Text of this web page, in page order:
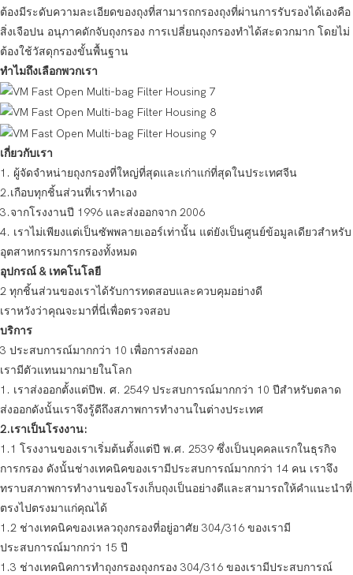
ต้องมีระดับความละเอียดของถุงที่สามารถกรองถุงที่ผ่านการรับรองได้เองคือ
สิ่งเจือปน อนุภาคดักจับถุงกรอง การเปลี่ยนถุงกรองทำได้สะดวกมาก โดยไม่
ต้องใช้วัสดุกรองขั้นพื้นฐาน
ทำไมถึงเลือกพวกเรา
เกี่ยวกับเรา
1. ผู้จัดจำหน่ายถุงกรองที่ใหญ่ที่สุดและเก่าแก่ที่สุดในประเทศจีน
2.เกือบทุกชิ้นส่วนที่เราทำเอง
3.จากโรงงานปี 1996 และส่งออกจาก 2006
4. เราไม่เพียงแต่เป็นซัพพลายเออร์เท่านั้น แต่ยังเป็นศูนย์ข้อมูลเดียวสำหรับ
อุตสาหกรรมการกรองทั้งหมด
อุปกรณ์ & เทคโนโลยี
2 ทุกชิ้นส่วนของเราได้รับการทดสอบและควบคุมอย่างดี
เราหวังว่าคุณจะมาที่นี่เพื่อตรวจสอบ
บริการ
3 ประสบการณ์มากกว่า 10 เพื่อการส่งออก
เรามีตัวแทนมากมายในโลก
1. เราส่งออกตั้งแต่ปีพ. ศ. 2549 ประสบการณ์มากกว่า 10 ปีสำหรับตลาด
ส่งออกดังนั้นเราจึงรู้ดีถึงสภาพการทำงานในต่างประเทศ
2.เราเป็นโรงงาน:
1.1 โรงงานของเราเริ่มต้นตั้งแต่ปี พ.ศ. 2539 ซึ่งเป็นบุคคลแรกในธุรกิจ
การกรอง ดังนั้นช่างเทคนิคของเรามีประสบการณ์มากกว่า 14 คน เราจึง
ทราบสภาพการทำงานของโรงเก็บถุงเป็นอย่างดีและสามารถให้คำแนะนำที่
ตรงไปตรงมาแก่คุณได้
1.2 ช่างเทคนิคของเหลวถุงกรองที่อยู่อาศัย 304/316 ของเรามี
ประสบการณ์มากกว่า 15 ปี
1.3 ช่างเทคนิคการทำถุงกรองถุงกรอง 304/316 ของเรามีประสบการณ์